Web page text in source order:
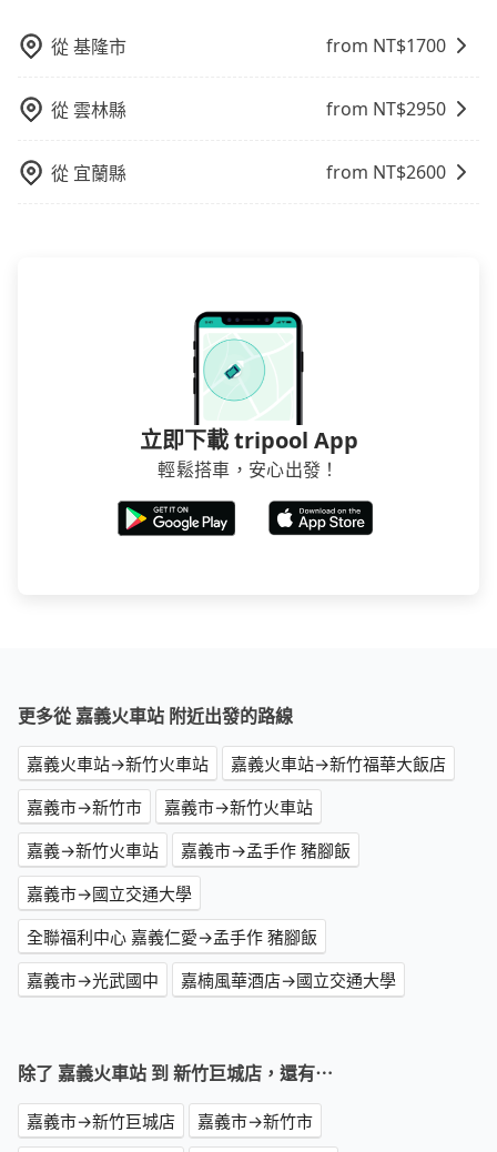
也包括嘉義火車站去新竹巨城店），全台保證出車。由
於有高效的車輛調度能力，能以市價7~8折提供專車到府
服務，是絕大多數乘客出行的最佳選擇。
從基隆市 from NT$1700
從雲林縣 from NT$2950
從 宜蘭縣 from NT$2600
立即下載 tripool App
輕鬆搭車，安心出發！
更多從 嘉義火車站 附近出發的路線
嘉義火車站→新竹火車站
嘉義火車站→新竹福華大飯店
嘉義市→新竹市
嘉義市→新竹火車站
嘉義→新竹火車站
嘉義市→孟手作 豬腳飯
嘉義市→國立交通大學
全聯福利中心 嘉義仁愛→孟手作 豬腳飯
嘉義市→光武國中
嘉楠風華酒店→國立交通大學
除了 嘉義火車站 到 新竹巨城店，還有⋯
嘉義市→新竹巨城店
嘉義市→新竹市